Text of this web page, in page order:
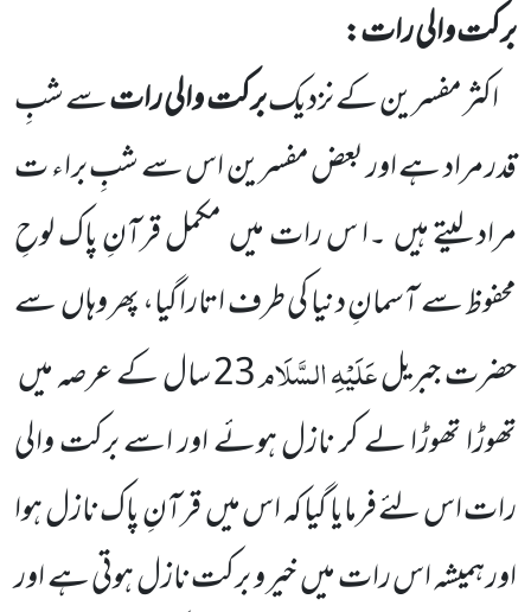
برکت والی رات:
اکثر مفسرین کے نزدیکبرکت والی راتسے شبِ
قدر مراد ہے اور بعض مفسرین اس سے شبِ براء ت
مراد لیتے ہیں۔ا س رات میںمکمل قرآنِ پاک لوحِ
محفوظ سے آسمانِ دنیا کی طرف اتارا گیا، پھر وہاںسے
حضرت جبریلعَلَیْہِالسَّلَام23سال کے عرصہ میں
تھوڑا تھوڑا لے کر نازل ہوئے اور اسے برکت والی
رات اس لئے فرمایا گیا کہ اس میںقرآنِپاک نازل ہوا
اور ہمیشہ اس رات میںخیر و برکت نازل ہوتی ہے اور